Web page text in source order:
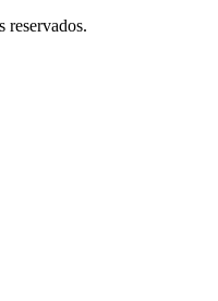
reservados.